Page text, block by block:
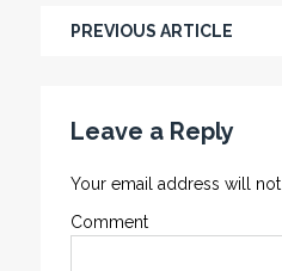
PREVIOUS ARTICLE
Leave a Reply
Your email address will
Comment